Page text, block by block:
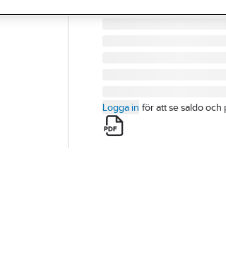
Logga in för att se saldo och